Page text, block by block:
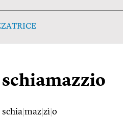
schiamazzio
schia maz zì o